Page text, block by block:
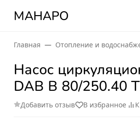
МАНАРО
Главная Отопление и
Насос
DAB B 80/250.40 T
Добавить отзыв В избранное